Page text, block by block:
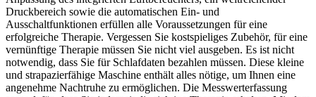
Druckbereich sowie die automatischen Ein- und
Ausschaltfunktionen erfüllen alle Voraussetzungen für eine
erfolgreiche Therapie. Vergessen Sie kostspieliges Zubehör, für eine
vernünftige Therapie müssen Sie nicht viel ausgeben. Es ist nicht
notwendig, dass Sie für Schlafdaten bezahlen müssen. Diese kleine
und strapazierfähige Maschine enthält alles nötige, um Ihnen eine
angenehme Nachtruhe zu ermöglichen. Die Messwerterfassung